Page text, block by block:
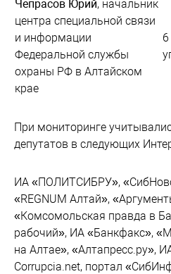
Чепрасов Юрий, начальник
центра специальной связи
и информации
Федеральной службы
охраны РФ в Алтайском
крае
При мониторинге
депутатов в следующих
ИА «ПОЛИТСИБРУ»,
«REGNUM Алтай»,
«Комсомольская правда в
рабочий», ИА «Банкфакс»,
на Алтае», «Алтапресс.ру»,
Corrupcia.net, портал